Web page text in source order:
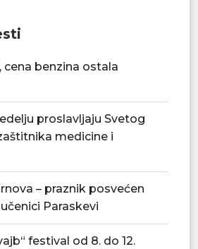
pogačijada
PU „Čika Jova
cena benzina ostala
proslavljaju Svetog
medicine i
– praznik posvećen
Paraskevi
festival od 8. do 12.